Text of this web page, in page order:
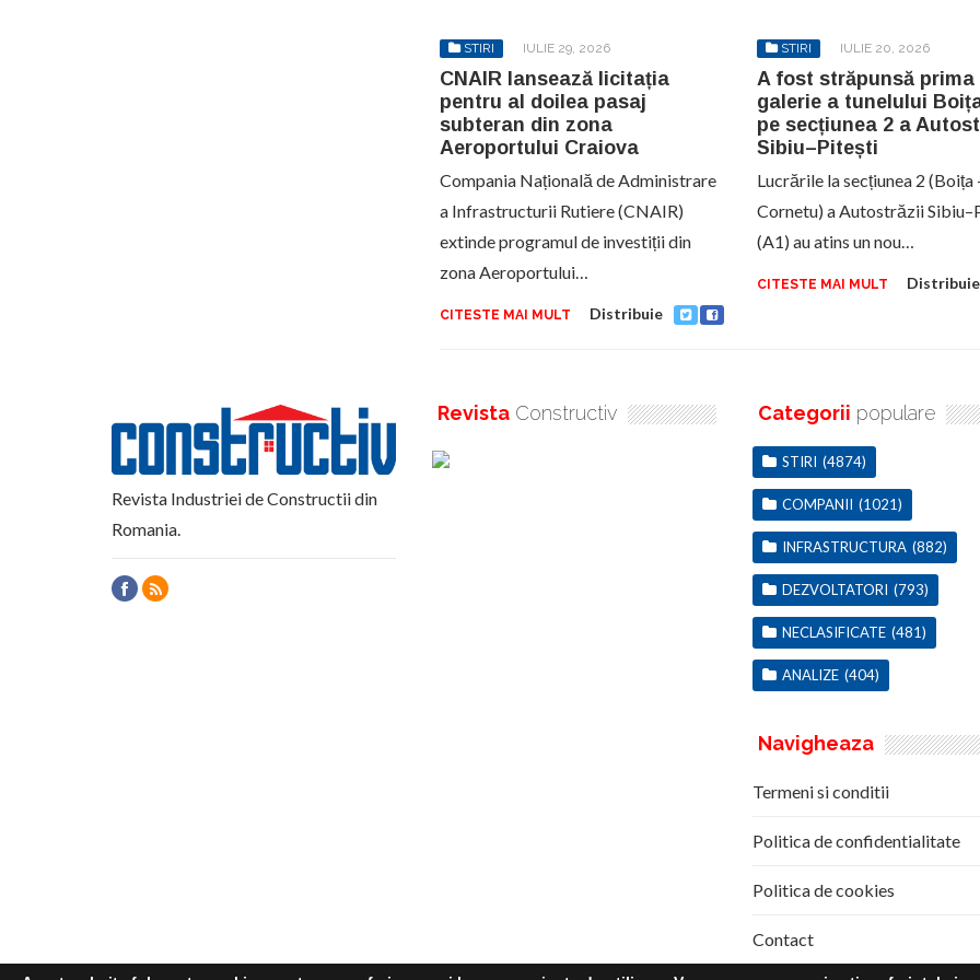
STIRI IULIE 29, 2026
CNAIR lansează licitația
pentru al doilea pasaj
subteran din zona
Aeroportului Craiova
Compania Națională de Administrare
a Infrastructurii Rutiere (CNAIR)
extinde programul de investiții din
zona Aeroportului…
CITESTE MAI MULT Distribuie
STIRI IULIE 20, 2026
A fost străpunsă prima
galerie a tunelului
pe secțiunea 2 a
Sibiu–Pitești
Lucrările la secțiunea 2 (Boița
Cornetu) a Autostrăzii
(A1) au atins un nou…
CITESTE MAI MULT Distribuie
Revista Industriei de Constructii din
Romania.
Revista Constructiv Categorii populare
STIRI (4874)
COMPANII (1021)
INFRASTRUCTURA (882)
DEZVOLTATORI (793)
NECLASIFICATE (481)
ANALIZE (404)
Navigheaza
Termeni si conditii
Politica de confidentialitate
Politica de cookies
Contact